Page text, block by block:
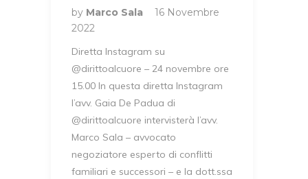
by Marco Sala
16 Novembre
2022
Diretta Instagram su
@dirittoalcuore – 24 novembre ore
15.00 In questa diretta Instagram
l’avv. Gaia De Padua di
@dirittoalcuore intervisterà l’avv.
Marco Sala – avvocato
negoziatore esperto di conflitti
familiari e successori – e la dott.ssa